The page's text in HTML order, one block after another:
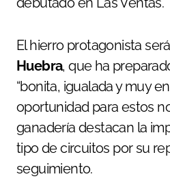
El hierro protagonista
Huebra, que ha
“bonita, igualada y muy
oportunidad para estos
ganadería destacan la
tipo de circuitos por su
seguimiento.